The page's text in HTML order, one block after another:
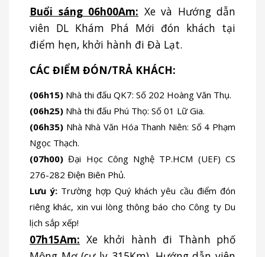
Buổi sáng 06h00Am: Xe và Hướng dẫn
viên DL Khám Phá Mới đón khách tại
điểm hẹn, khởi hành đi Đà Lạt.
CÁC ĐIỂM ĐÓN/TRẢ KHÁCH:
(06h15) Nhà thi đấu QK7: Số 202 Hoàng Văn Thụ.
(06h25) Nhà thi đấu Phú Thọ: Số 01 Lữ Gia.
(06h35) Nhà Nhà Văn Hóa Thanh Niên: Số 4 Phạm
Ngọc Thạch.
(07h00) Đại Học Công Nghệ TP.HCM (UEF) CS
276-282 Điện Biên Phủ.
Lưu ý: Trường hợp Quý khách yêu cầu điểm đón
riêng khác, xin vui lòng thông báo cho Công ty Du
lịch sắp xếp!
07h15Am: Xe khởi hành đi Thành phố